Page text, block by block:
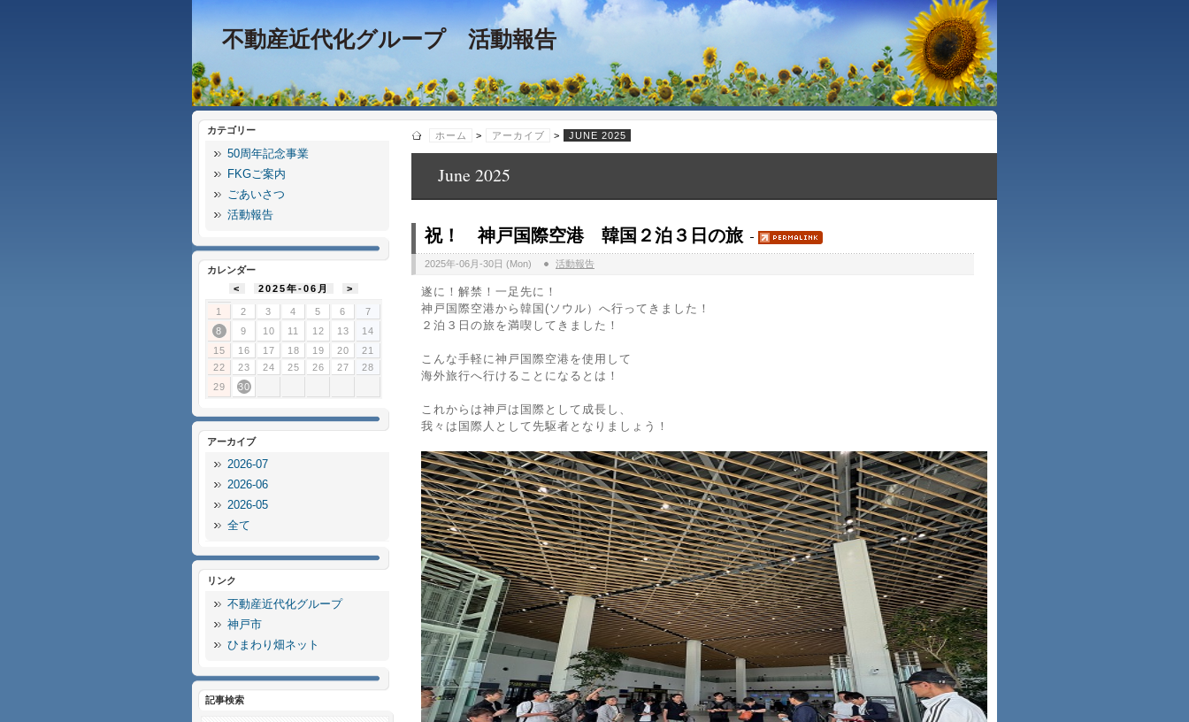
不動産近代化グループ 活動報告
ホーム > アーカイブ > JUNE 2025
June 2025
祝！ 神戸国際空港 韓国２泊３日の旅
2025年-06月-30日 (Mon) 活動報告
遂に！解禁！一足先に！
神戸国際空港から韓国(ソウル）へ行ってきました！
２泊３日の旅を満喫してきました！
こんな手軽に神戸国際空港を使用して
海外旅行へ行けることになるとは！
これからは神戸は国際として成長し、
我々は国際人として先駆者となりましょう！
カテゴリー
50周年記念事業
FKGご案内
ごあいさつ
活動報告
カレンダー
<
2025年-06月 >
1 2 3 4 5 6
7
8
9 10 11 12 13
14
15
16 17 18 19 20
21
22
23 24 25 26 27
28
29
30
アーカイブ
2026-07
2026-06
2026-05
全て
リンク
不動産近代化グループ
神戸市
ひまわり畑ネット
記事検索